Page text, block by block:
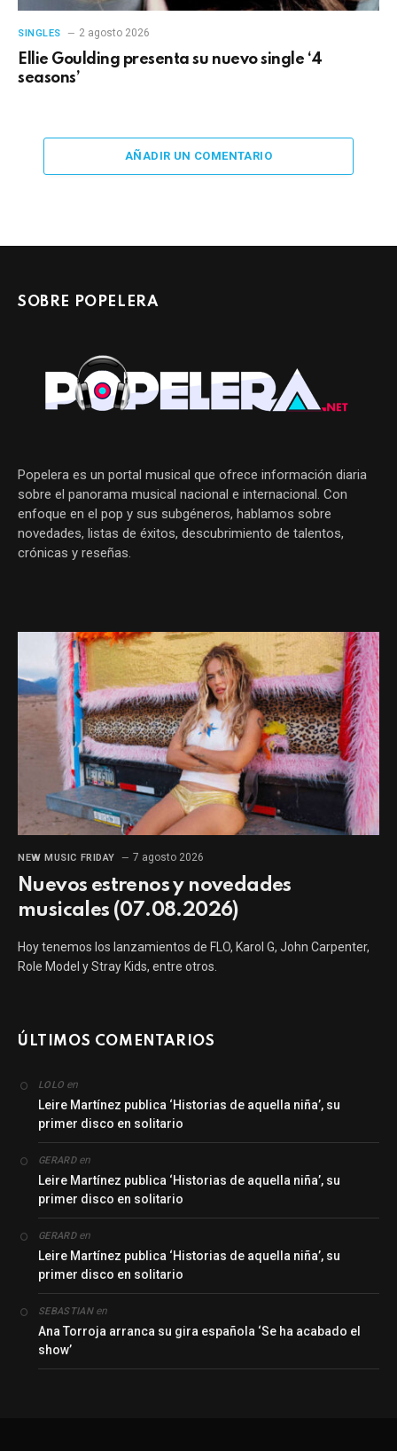
SINGLES 2 agosto 2026
Ellie Goulding presenta su nuevo single ‘4
seasons’
AÑADIR UN COMENTARIO
SOBRE POPELERA
Popelera es un portal musical que ofrece información diaria
sobre el panorama musical nacional e internacional. Con
enfoque en el pop y sus subgéneros, hablamos sobre
novedades, listas de éxitos, descubrimiento de talentos,
crónicas y reseñas.
NEW MUSIC FRIDAY 7 agosto 2026
Nuevos estrenos y novedades
musicales (07.08.2026)
Hoy tenemos los lanzamientos de FLO, Karol G, John Carpenter,
Role Model y Stray Kids, entre otros.
ÚLTIMOS COMENTARIOS
LOLO en
Leire Martínez publica ‘Historias de aquella niña’, su
primer disco en solitario
GERARDen
Leire Martínez publica ‘Historias de aquella niña’, su
primer disco en solitario
GERARDen
Leire Martínez publica ‘Historias de aquella niña’, su
primer disco en solitario
SEBASTIANen
Ana Torroja arranca su gira española ‘Se ha acabado el
show’